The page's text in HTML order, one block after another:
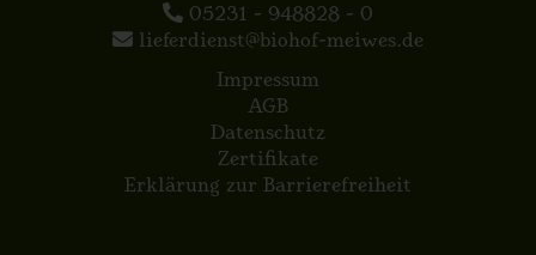
05231 - 948828 - 0
lieferdienst@biohof-meiwes.de
Impressum
AGB
Datenschutz
Zertifikate
Erklärung zur Barrierefreiheit